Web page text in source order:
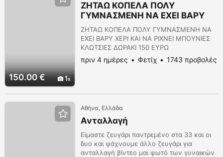
150.00 € 1
ΖΗΤΑΩ ΚΟΠΕΛΑ ΠΟΛΥ
ΓΥΜΝΑΣΜΕΝΗ ΝΑ ΕΧΕΙ ΒΑΡΥ
ΧΕΡΙ ΔΩΡΑΚΙ 150 ΕΥΡΩ
ΖΗΤΑΩ ΚΟΠΕΛΑ ΠΟΛΥ ΓΥΜΝΑΣΜΕΝΗ ΝΑ
ΕΧΕΙ ΒΑΡΥ ΧΕΡΙ ΚΑΙ ΝΑ ΡΙΧΝΕΙ ΜΠΟΥΝΙΕΣ
ΚΛΩΤΣΙΕΣ ΔΩΡΑΚΙ 150 ΕΥΡΩ
πριν 4 ημέρες Φετίχ 1743 προβολές
Αθήνα, Ελλάδα
Ανταλλαγή
Είμαστε ζευγάρι παντρεμένο στα 33 και οι
δυο και ψάχνουμε άλλο ζευγάρι για
ανταλλαγή βίντεο μαι φωτό των γυναικών